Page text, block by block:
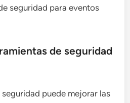
seguridad para eventos
de seguridad
puede mejorar las